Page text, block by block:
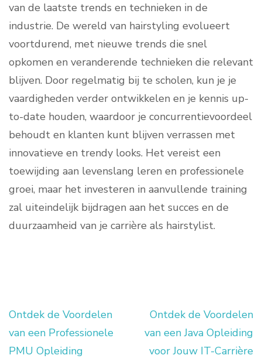
van de laatste trends en technieken in de
industrie. De wereld van hairstyling evolueert
voortdurend, met nieuwe trends die snel
opkomen en veranderende technieken die relevant
blijven. Door regelmatig bij te scholen, kun je je
vaardigheden verder ontwikkelen en je kennis up-
to-date houden, waardoor je concurrentievoordeel
behoudt en klanten kunt blijven verrassen met
innovatieve en trendy looks. Het vereist een
toewijding aan levenslang leren en professionele
groei, maar het investeren in aanvullende training
zal uiteindelijk bijdragen aan het succes en de
duurzaamheid van je carrière als hairstylist.
Berichtnavigatie
Ontdek de Voordelen
van een Professionele
PMU Opleiding
Ontdek de Voordelen
van een Java Opleiding
voor Jouw IT-Carrière